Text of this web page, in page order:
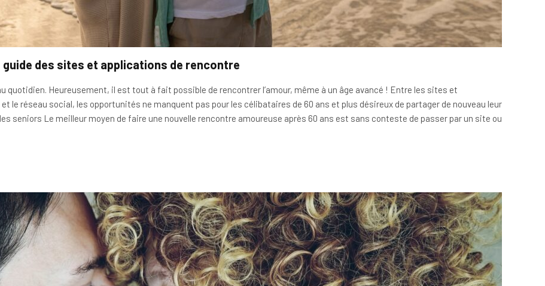
des sites et applications de rencontre
quotidien. Heureusement, il est tout à fait possible de rencontrer l’amour, même à un âge avancé ! Entre les sites et
le réseau social, les opportunités ne manquent pas pour les célibataires de 60 ans et plus désireux de partager de nouveau leur
seniors Le meilleur moyen de faire une nouvelle rencontre amoureuse après 60 ans est sans conteste de passer par un site ou